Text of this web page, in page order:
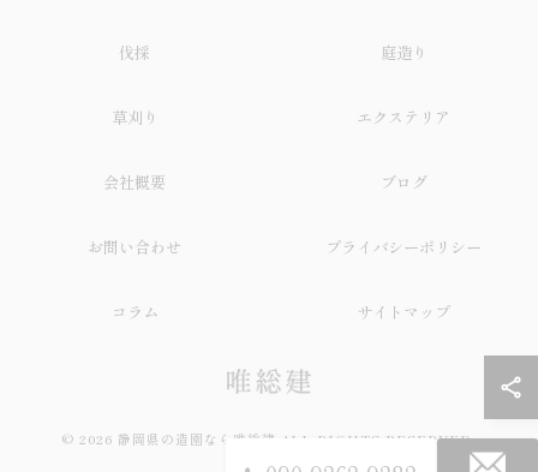
伐採 庭造り
草刈り エクステリア
会社概要 ブログ
お問い合わせ プライバシーポリシー
コラム サイトマップ
© 2026 静岡県の造園なら唯総建 ALL RIGHTS RESERVED.